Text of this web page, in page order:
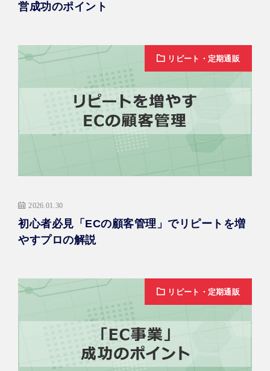
営成功のポイント
リピート・定期通販
2026.01.30
初心者必見「ECの顧客管理」でリピートを増
やすプロの解説
リピート・定期通販